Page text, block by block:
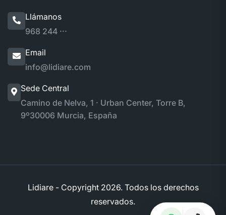
Llámanos
968 244 ···
Email
info@lidiare.com
Sede Central
Camino de Nelva, 1 · Urban Center, Torre B,
9º30006 Murcia, España
Lidiare - Copyright 2026. Todos los derechos
reservados.